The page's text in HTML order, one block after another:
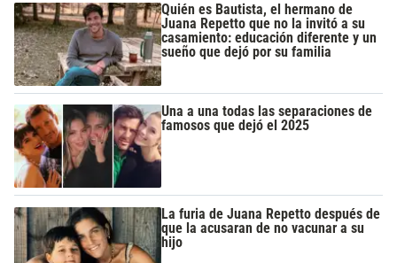
Quién es Bautista, el hermano de
Juana Repetto que no la invitó a su
casamiento: educación diferente y un
sueño que dejó por su familia
Una a una todas las separaciones de
famosos que dejó el 2025
La furia de Juana Repetto después de
que la acusaran de no vacunar a su
hijo